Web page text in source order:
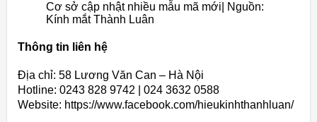
Cơ sở cập nhật nhiều mẫu mã mới| Nguồn:
Kính mắt Thành Luân
Thông tin liên hệ
Địa chỉ: 58 Lương Văn Can – Hà Nội
Hotline: 0243 828 9742 | 024 3632 0588
Website: https://www.facebook.com/hieukinhthanhluan/